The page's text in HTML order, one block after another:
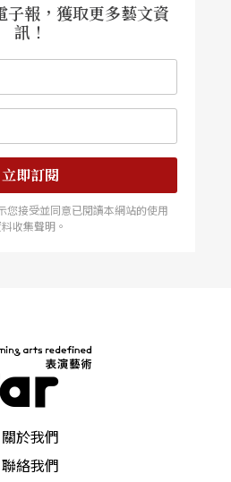
也非常講究色彩，只是比視
無論在創作上或演出裡，對
往往是大師或匠氣的分野。
世紀的調性音樂時期，一首
以及和聲如何轉換，即可能
瀛（1582-1662）的《谿山
音樂美學的圭臬之一，其將
色彩。
子報，獲取更多藝文資
訊！
立即訂閱
您接受並同意已閱讀本網站的使用
收集聲明。
關於我們
聯絡我們